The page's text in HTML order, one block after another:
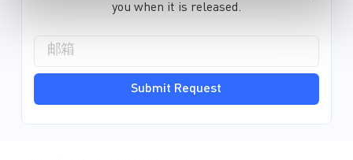
you when it is released.
Submit Request